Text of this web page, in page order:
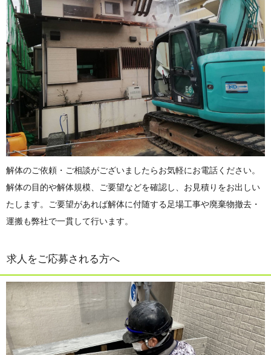
解体のご依頼・ご相談がございましたらお気軽にお電話ください。
解体の目的や解体規模、ご要望などを確認し、お見積りをお出しい
たします。ご要望があれば解体に付随する足場工事や廃棄物撤去・
運搬も弊社で一貫して行います。
求人をご応募される方へ